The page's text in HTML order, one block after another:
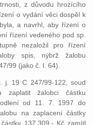
z důvodu hrozícího
o vydání věci dospěl k
a navrhl, aby řízení o
řízení vedeného pod sp.
nezaložil pro řízení
spis, nýbrž žalobu
99 (jako č. l. 64).
j. 19 C 247/99-122, soud
zaplatit žalobci částku
od 11. 7. 1997 do
na zaplacení částky
137.309,- Kč zamítl